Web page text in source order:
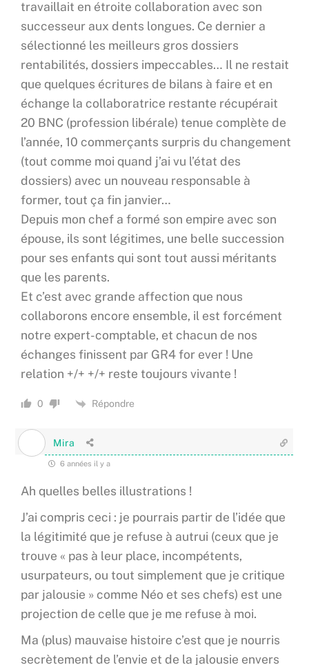
travaillait en étroite collaboration avec son
successeur aux dents longues. Ce dernier a
sélectionné les meilleurs gros dossiers
rentabilités, dossiers impeccables… Il ne restait
que quelques écritures de bilans à faire et en
échange la collaboratrice restante récupérait
20 BNC (profession libérale) tenue complète de
l’année, 10 commerçants surpris du changement
(tout comme moi quand j’ai vu l’état des
dossiers) avec un nouveau responsable à
former, tout ça fin janvier…
Depuis mon chef a formé son empire avec son
épouse, ils sont légitimes, une belle succession
pour ses enfants qui sont tout aussi méritants
que les parents.
Et c’est avec grande affection que nous
collaborons encore ensemble, il est forcément
notre expert-comptable, et chacun de nos
échanges finissent par GR4 for ever ! Une
relation +/+ +/+ reste toujours vivante !
0 Répondre
Mira
6 années il y a
Ah quelles belles illustrations !
J’ai compris ceci : je pourrais partir de l’idée que
la légitimité que je refuse à autrui (ceux que je
trouve « pas à leur place, incompétents,
usurpateurs, ou tout simplement que je critique
par jalousie » comme Néo et ses chefs) est une
projection de celle que je me refuse à moi.
Ma (plus) mauvaise histoire c’est que je nourris
secrètement de l’envie et de la jalousie envers